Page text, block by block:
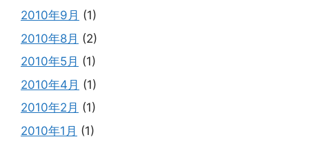
2010年9月 (1)
2010年8月 (2)
2010年5月 (1)
2010年4月 (1)
2010年2月 (1)
2010年1月 (1)